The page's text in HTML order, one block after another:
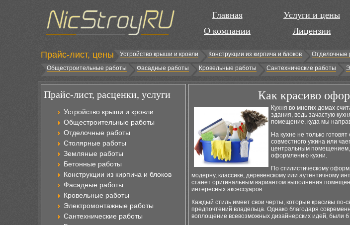
Главная
О компании
Услуги и цены
Лицензии
Прайс-лист, цены Устройство крыши и кровли Конструкции из кирпича и блоков Отделочные
Общестроительные работы
Фасадные работы Кровельные работы Сантехнические работы
Прайс-лист, расценки, услуги
Устройство крыши и кровли
Общестроительные работы
Отделочные работы
Столярные работы
Земляные работы
Бетонные работы
Конструкции из кирпича и блоков
Фасадные работы
Кровельные работы
Электромонтажные работы
Сантехнические работы
Как красиво
Кухня во многих домах
здания, ведь зачастую
помещение, куда мы
На кухне не только
совместного ужина или
центральным
оформлению кухни.
По стилистическому
модерну, классике, деревенскому или аутентичному
станет оригинальным вариантом выполнения
интересных аксессуаров.
Каждый стиль имеет свои черты, которые красивы по-
предпочтений владельца. Однако благодаря
воплощение всевозможных дизайнерских идей, были